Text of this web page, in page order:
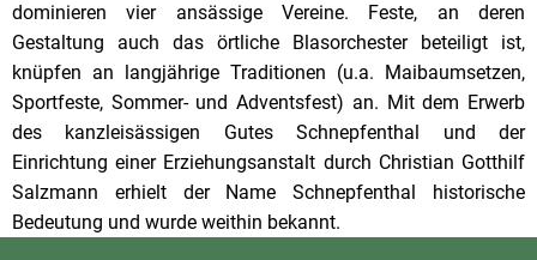
dominieren vier ansässige Vereine. Feste, an deren
Gestaltung auch das örtliche Blasorchester beteiligt ist,
knüpfen an langjährige Traditionen (u.a. Maibaumsetzen,
Sportfeste, Sommer- und Adventsfest) an. Mit dem Erwerb
des kanzleisässigen Gutes Schnepfenthal und der
Einrichtung einer Erziehungsanstalt durch Christian Gotthilf
Salzmann erhielt der Name Schnepfenthal historische
Bedeutung und wurde weithin bekannt.